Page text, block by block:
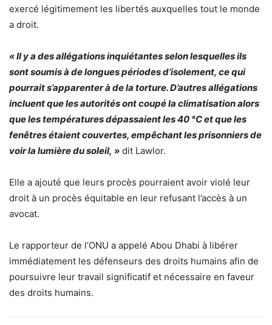
exercé légitimement les libertés auxquelles tout le monde
a droit.
« Il y a des allégations inquiétantes selon lesquelles ils
sont soumis à de longues périodes d’isolement, ce qui
pourrait s’apparenter à de la torture. D’autres allégations
incluent que les autorités ont coupé la climatisation alors
que les températures dépassaient les 40 °C et que les
fenêtres étaient couvertes, empêchant les prisonniers de
voir la lumière du soleil, » dit Lawlor.
Elle a ajouté que leurs procès pourraient avoir violé leur
droit à un procès équitable en leur refusant l’accès à un
avocat.
Le rapporteur de l’ONU a appelé Abou Dhabi à libérer
immédiatement les défenseurs des droits humains afin de
poursuivre leur travail significatif et nécessaire en faveur
des droits humains.